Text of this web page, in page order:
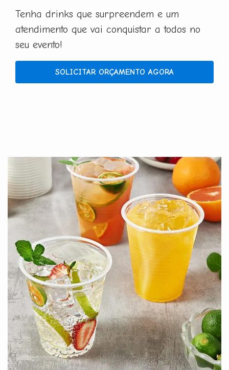
Tenha drinks que surpreendem e um
atendimento que vai conquistar a todos no
seu evento!
SOLICITAR ORÇAMENTO AGORA